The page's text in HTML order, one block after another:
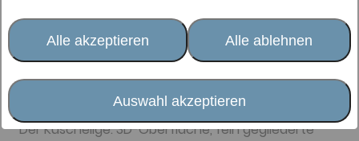
Alle akzeptieren Alle ablehnen
Auswahl akzeptieren
Matratze 16cm H1 soft
Der Kuschelige: 3D-Oberfläche, fein gegliederte